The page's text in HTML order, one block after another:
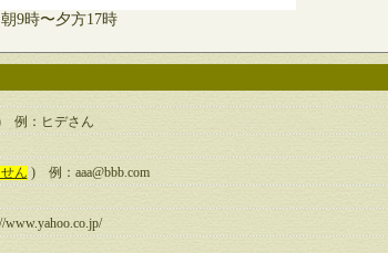
9時〜夕方17時
例：ヒデさん
ん ) 例：aaa@bbb.com